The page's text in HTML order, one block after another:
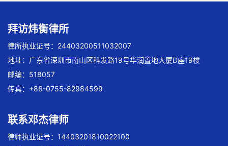
拜访炜衡律所
律所执业证号：24403200511032007
地址：广东省深圳市南山区科发路19号华润置地大厦D座19楼
邮编：518057
传真：+86-0755-82984599
联系邓杰律师
律师执业证号：14403201810022100